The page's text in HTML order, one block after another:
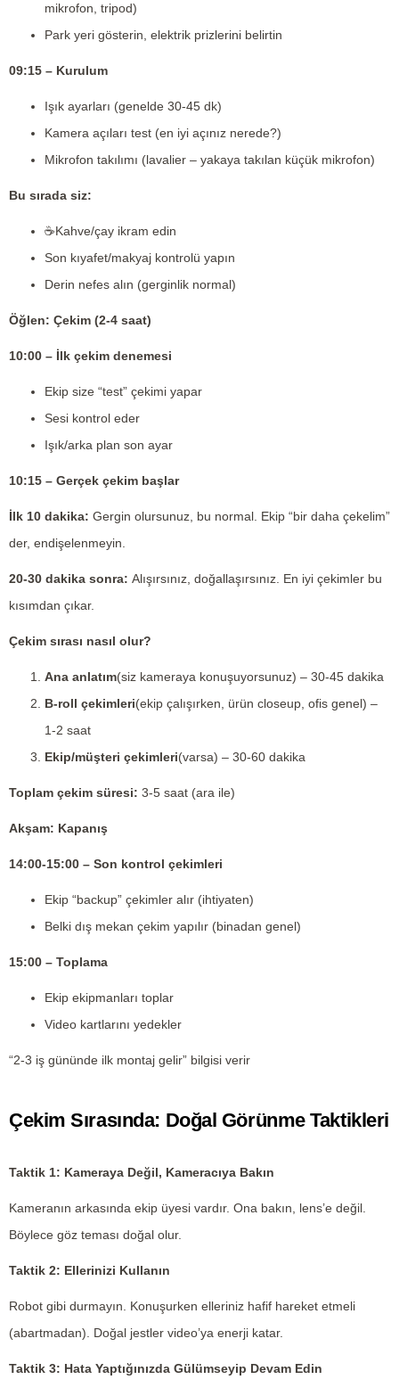
mikrofon, tripod)
Park yeri gösterin, elektrik prizlerini belirtin
09:15 – Kurulum
Işık ayarları (genelde 30-45 dk)
Kamera açıları test (en iyi açınız nerede?)
Mikrofon takılımı (lavalier – yakaya takılan küçük mikrofon)
Bu sırada siz:
☕Kahve/çay ikram edin
Son kıyafet/makyaj kontrolü yapın
Derin nefes alın (gerginlik normal)
Öğlen: Çekim (2-4 saat)
10:00 – İlk çekim denemesi
Ekip size “test” çekimi yapar
Sesi kontrol eder
Işık/arka plan son ayar
10:15 – Gerçek çekim başlar
İlk 10 dakika: Gergin olursunuz, bu normal. Ekip “bir daha çekelim”
der, endişelenmeyin.
20-30 dakika sonra: Alışırsınız, doğallaşırsınız. En iyi çekimler bu
kısımdan çıkar.
Çekim sırası nasıl olur?
Ana anlatım(siz kameraya konuşuyorsunuz) – 30-45 dakika
B-roll çekimleri(ekip çalışırken, ürün closeup, ofis genel) –
1-2 saat
Ekip/müşteri çekimleri(varsa) – 30-60 dakika
Toplam çekim süresi: 3-5 saat (ara ile)
Akşam: Kapanış
14:00-15:00 – Son kontrol çekimleri
Ekip “backup” çekimler alır (ihtiyaten)
Belki dış mekan çekim yapılır (binadan genel)
15:00 – Toplama
Ekip ekipmanları toplar
Video kartlarını yedekler
“2-3 iş gününde ilk montaj gelir” bilgisi verir
Çekim Sırasında: Doğal Görünme Taktikleri
Taktik 1: Kameraya Değil, Kameracıya Bakın
Kameranın arkasında ekip üyesi vardır. Ona bakın, lens’e değil.
Böylece göz teması doğal olur.
Taktik 2: Ellerinizi Kullanın
Robot gibi durmayın. Konuşurken elleriniz hafif hareket etmeli
(abartmadan). Doğal jestler video’ya enerji katar.
Taktik 3: Hata Yaptığınızda Gülümseyip Devam Edin